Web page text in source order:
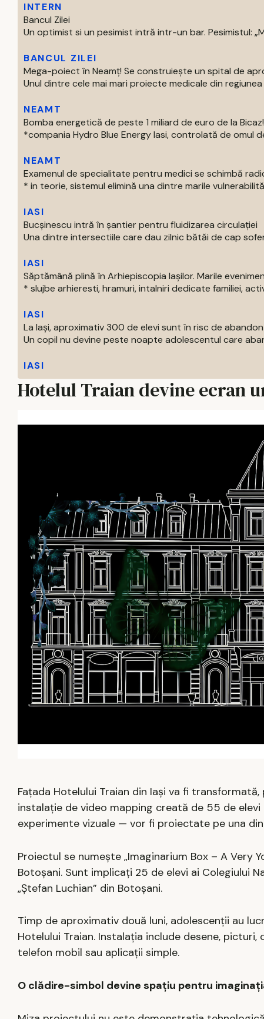
INTERN
Bancul Zilei
Un optimist si un pesimist intră intr-un bar. Pesimistul:
BANCUL ZILEI
Mega-poiect în Neamț! Se construiește un spital de
Unul dintre cele mai mari proiecte medicale din
NEAMT
Bomba energetică de peste 1 miliard de euro de la
*compania Hydro Blue Energy Iasi, controlată de omul
NEAMT
Examenul de specialitate pentru medici se schimbă
* in teorie, sistemul elimină una dintre marile
IASI
Bucșinescu intră în șantier pentru fluidizarea circulației
Una dintre intersectiile care dau zilnic bătăi de cap
IASI
Săptămână plină în Arhiepiscopia Iașilor. Marile
* slujbe arhieresti, hramuri, intalniri dedicate familiei,
IASI
La Iași, aproximativ 300 de elevi sunt în risc de abandon
Un copil nu devine peste noapte adolescentul care
IASI
Hotelul Traian devine ecran
Fațada Hotelului Traian din Iași va fi
instalație de video mapping creată de 55 de
experimente vizuale — vor fi proiectate pe una
Proiectul se numește „Imaginarium Box – A Very
Botoșani. Sunt implicați 25 de elevi ai Colegiului
„Ștefan Luchian” din Botoșani.
Timp de aproximativ două luni, adolescenții au
Hotelului Traian. Instalația include desene,
telefon mobil sau aplicații simple.
O clădire-simbol devine spațiu pentru